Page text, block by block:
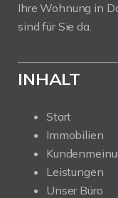
Ihre Wohnung in
sind für Sie da.
INHALT
Start
Immobilien
Leistungen
Unser Büro